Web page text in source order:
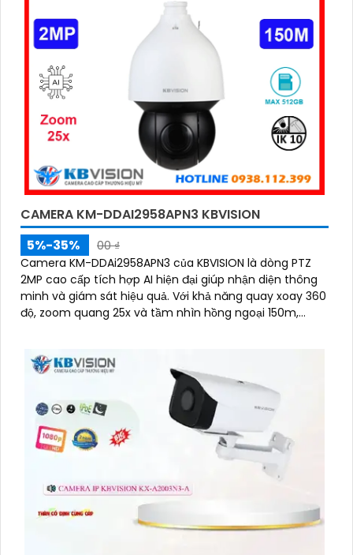
CAMERA KM-DDAI2958APN3 KBVISION
5%-35%
00 ₫
Camera KM-DDAi2958APN3 của KBVISION là dòng PTZ
2MP cao cấp tích hợp AI hiện đại giúp nhận diện thông
minh và giám sát hiệu quả. Với khả năng quay xoay 360
độ, zoom quang 25x và tầm nhìn hồng ngoại 150m,